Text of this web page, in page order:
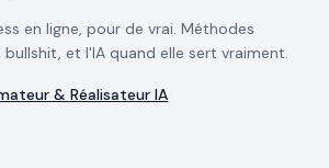
en ligne, pour de vrai. Méthodes
et l'IA quand elle sert vraiment.
& Réalisateur IA